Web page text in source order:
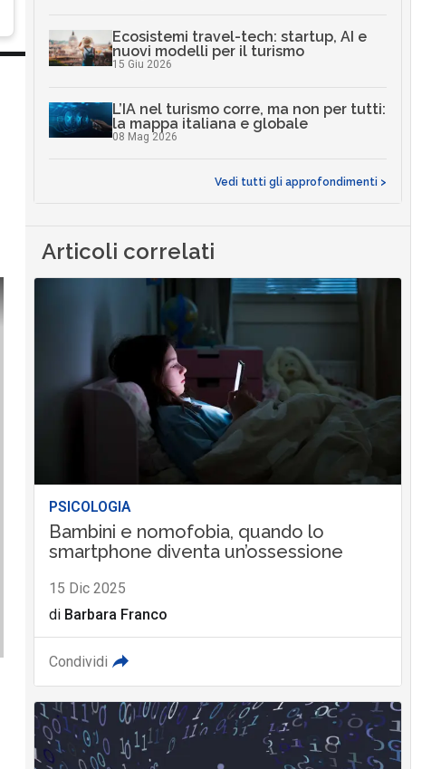
Ecosistemi travel-tech: startup, AI e
nuovi modelli per il turismo
15 Giu 2026
L’IA nel turismo corre, ma non per tutti:
la mappa italiana e globale
08 Mag 2026
Vedi tutti gli approfondimenti >
Articoli correlati
PSICOLOGIA
Bambini e nomofobia, quando lo
smartphone diventa un’ossessione
15 Dic 2025
di Barbara Franco
Condividi